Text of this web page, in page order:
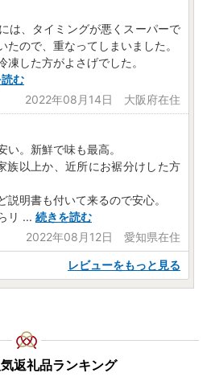
は、タイミングが悪くスーパーで
ので、重なってしまいました。
した方がよさげでした。
む
2022年08月14日 大阪府在住
。新鮮で味も最高。
族以上か、近所にお裾分けした方
明書も付いて来るので安心。
リ ... 続きを読む
2022年08月12日 愛知県在住
レビューをもっと見る
返礼品ランキング